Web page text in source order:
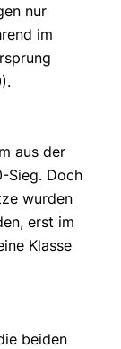
nur
im
aus der
Sieg. Doch
wurden
erst im
Klasse
beiden